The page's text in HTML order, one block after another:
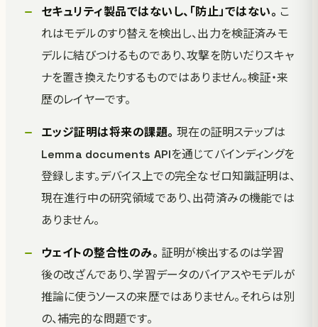
セキュリティ製品ではないし、「防止」ではない。 こ
れはモデルのすり替えを検出し、出力を検証済みモ
デルに結びつけるものであり、攻撃を防いだりスキャ
ナを置き換えたりするものではありません。検証・来
歴のレイヤーです。
エッジ証明は将来の課題。 現在の証明ステップは
Lemma documents APIを通じてバインディングを
登録します。デバイス上での完全なゼロ知識証明は、
現在進行中の研究領域であり、出荷済みの機能では
ありません。
ウェイトの整合性のみ。 証明が検出するのは学習
後の改ざんであり、学習データのバイアスやモデルが
推論に使うソースの来歴ではありません。それらは別
の、補完的な問題です。